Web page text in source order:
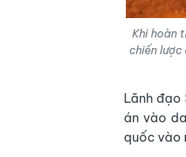
Khi hoàn
chiến
Lãnh đạo
án vào
quốc vào